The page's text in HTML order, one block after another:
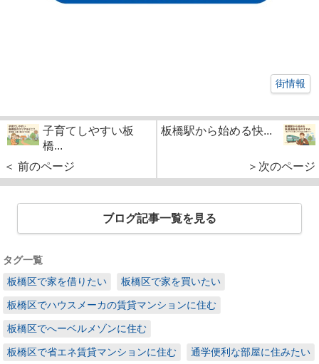
街情報
子育てしやすい板
橋...
＜ 前のページ
板橋駅から始める快...
＞次のページ
ブログ記事一覧を見る
タグ一覧
板橋区で家を借りたい
板橋区で家を買いたい
板橋区でハウスメーカの賃貸マンションに住む
板橋区でへーベルメゾンに住む
板橋区で省エネ賃貸マンションに住む 通学便利な部屋に住みたい